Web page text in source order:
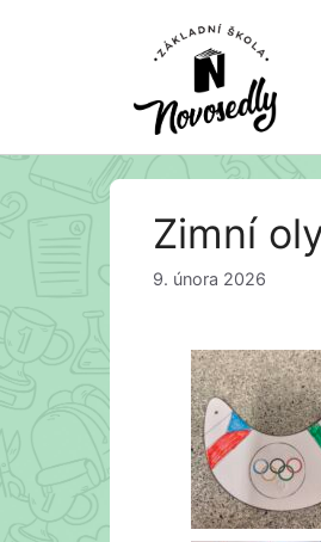
Zimní
9. února 2026